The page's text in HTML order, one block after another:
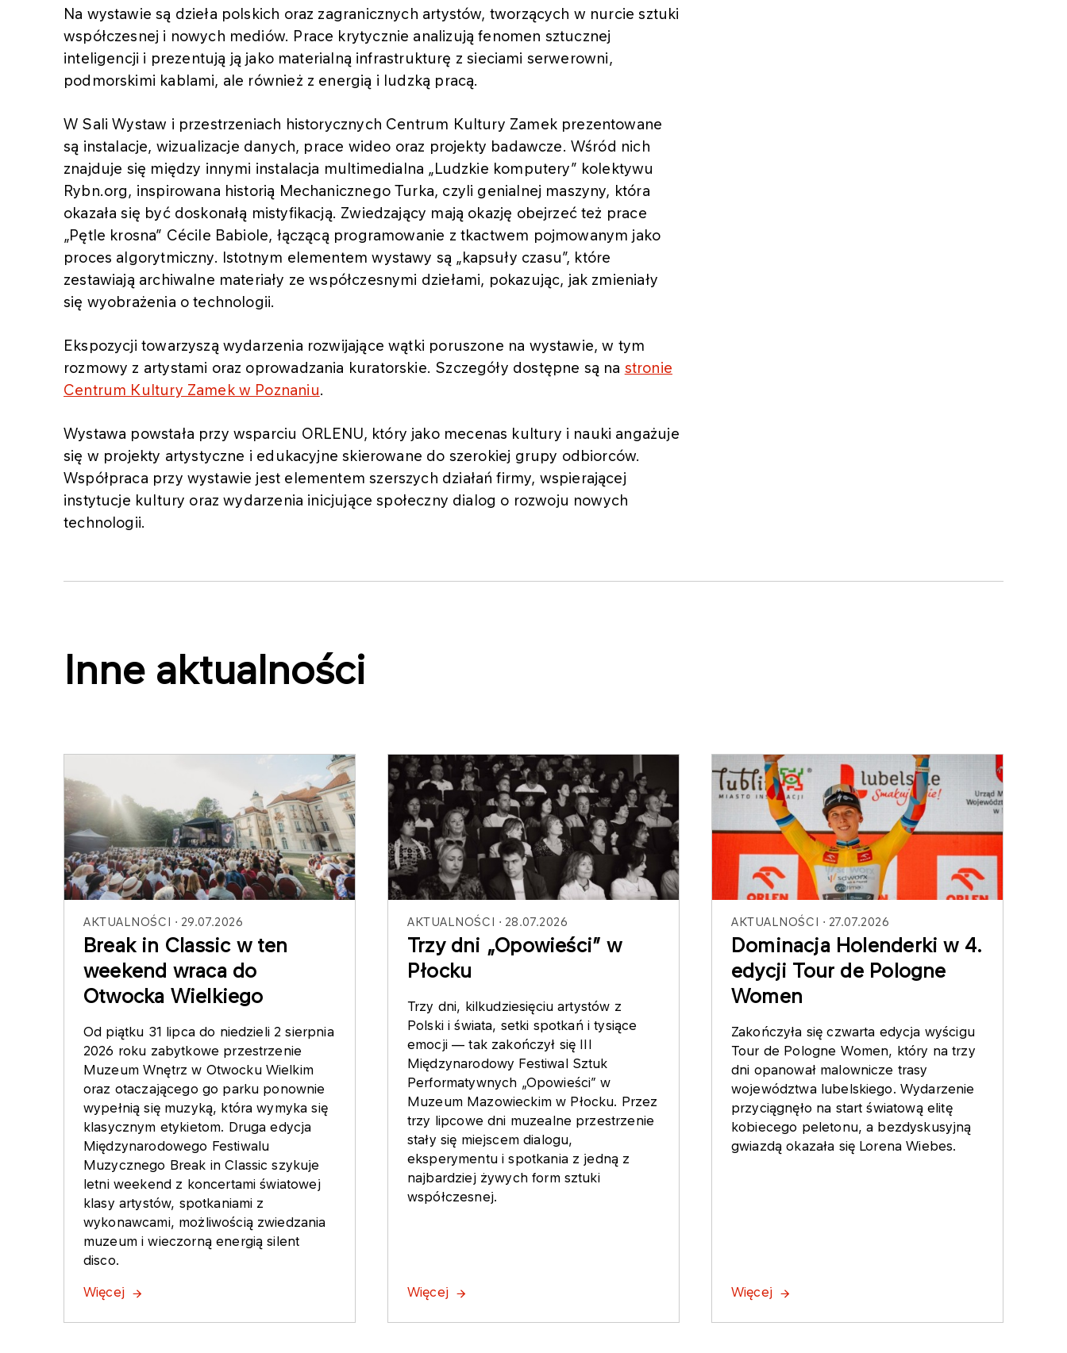
Na wystawie są dzieła polskich oraz zagranicznych artystów, tworzących w nurcie sztuki
współczesnej i nowych mediów. Prace krytycznie analizują fenomen sztucznej
inteligencji i prezentują ją jako materialną infrastrukturę z sieciami serwerowni,
podmorskimi kablami, ale również z energią i ludzką pracą.
W Sali Wystaw i przestrzeniach historycznych Centrum Kultury Zamek prezentowane
są instalacje, wizualizacje danych, prace wideo oraz projekty badawcze. Wśród nich
znajduje się między innymi instalacja multimedialna „Ludzkie komputery” kolektywu
Rybn.org, inspirowana historią Mechanicznego Turka, czyli genialnej maszyny, która
okazała się być doskonałą mistyfikacją. Zwiedzający mają okazję obejrzeć też prace
„Pętle krosna” Cécile Babiole, łączącą programowanie z tkactwem pojmowanym jako
proces algorytmiczny. Istotnym elementem wystawy są „kapsuły czasu”, które
zestawiają archiwalne materiały ze współczesnymi dziełami, pokazując, jak zmieniały
się wyobrażenia o technologii.
Ekspozycji towarzyszą wydarzenia rozwijające wątki poruszone na wystawie, w tym
rozmowy z artystami oraz oprowadzania kuratorskie. Szczegóły dostępne są na stronie
Centrum Kultury Zamek w Poznaniu.
Wystawa powstała przy wsparciu ORLENU, który jako mecenas kultury i nauki angażuje
się w projekty artystyczne i edukacyjne skierowane do szerokiej grupy odbiorców.
Współpraca przy wystawie jest elementem szerszych działań firmy, wspierającej
instytucje kultury oraz wydarzenia inicjujące społeczny dialog o rozwoju nowych
technologii.
Inne aktualności
AKTUALNOŚCI 29.07.2026
Break in Classic w ten
weekend wraca do
Otwocka Wielkiego
Od piątku 31 lipca do niedzieli 2 sierpnia
2026 roku zabytkowe przestrzenie
Muzeum Wnętrz w Otwocku Wielkim
oraz otaczającego go parku ponownie
wypełnią się muzyką, która wymyka się
klasycznym etykietom. Druga edycja
Międzynarodowego Festiwalu
Muzycznego Break in Classic szykuje
letni weekend z koncertami światowej
klasy artystów, spotkaniami z
wykonawcami, możliwością zwiedzania
muzeum i wieczorną energią silent
disco.
Więcej
AKTUALNOŚCI 28.07.2026
Trzy dni „Opowieści” w
Płocku
Trzy dni, kilkudziesięciu artystów z
Polski i świata, setki spotkań i tysiące
emocji — tak zakończył się III
Międzynarodowy Festiwal Sztuk
Performatywnych „Opowieści” w
Muzeum Mazowieckim w Płocku. Przez
trzy lipcowe dni muzealne przestrzenie
stały się miejscem dialogu,
eksperymentu i spotkania z jedną z
najbardziej żywych form sztuki
współczesnej.
Więcej
AKTUALNOŚCI 27.07.2026
Dominacja Holenderki w 4.
edycji Tour de Pologne
Women
Zakończyła się czwarta edycja wyścigu
Tour de Pologne Women, który na trzy
dni opanował malownicze trasy
województwa lubelskiego. Wydarzenie
przyciągnęło na start światową elitę
kobiecego peletonu, a bezdyskusyjną
gwiazdą okazała się Lorena Wiebes.
Więcej